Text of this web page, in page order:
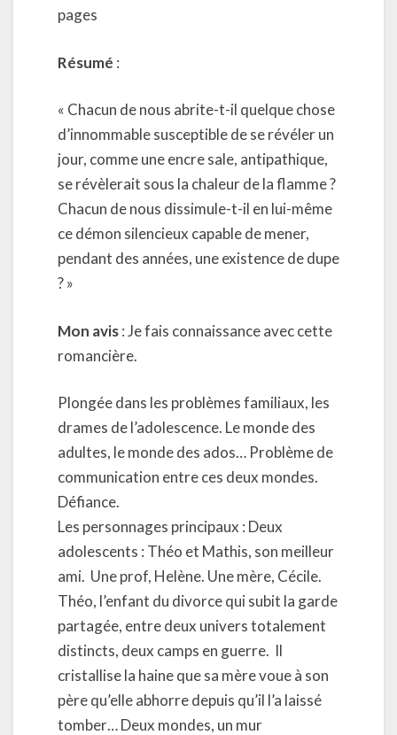
pages
Résumé :
« Chacun de nous abrite-t-il quelque chose
d’innommable susceptible de se révéler un
jour, comme une encre sale, antipathique,
se révèlerait sous la chaleur de la flamme ?
Chacun de nous dissimule-t-il en lui-même
ce démon silencieux capable de mener,
pendant des années, une existence de dupe
? »
Mon avis: Je fais connaissance avec cette
romancière.
Plongée dans les problèmes familiaux, les
drames de l’adolescence. Le monde des
adultes, le monde des ados… Problème de
communication entre ces deux mondes.
Défiance.
Les personnages principaux : Deux
adolescents : Théo et Mathis, son meilleur
ami. Une prof, Helène. Une mère, Cécile.
Théo, l’enfant du divorce qui subit la garde
partagée, entre deux univers totalement
distincts, deux camps en guerre. Il
cristallise la haine que sa mère voue à son
père qu’elle abhorre depuis qu’il l’a laissé
tomber… Deux mondes, un mur